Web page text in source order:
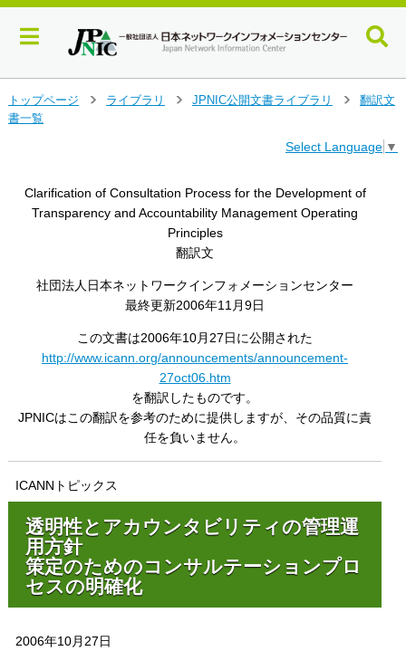
イ
トップページ
ライブラリ
JPNIC公開文書ライブラリ
翻訳文
書一覧
Select Language ▼
Clarification of Consultation Process for the Development of
Transparency and Accountability Management Operating
Principles
翻訳文
社団法人日本ネットワークインフォメーションセンター
最終更新2006年11月9日
この文書は2006年10月27日に公開された
http://www.icann.org/announcements/announcement-
27oct06.htm
を翻訳したものです。
JPNICはこの翻訳を参考のために提供しますが、その品質に責
任を負いません。
ICANNトピックス
透明性とアカウンタビリティの管理運
用方針
策定のためのコンサルテーションプロ
セスの明確化
2006年10月27日